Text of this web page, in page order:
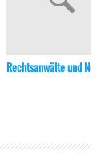
Rechtsanwälte und Notar